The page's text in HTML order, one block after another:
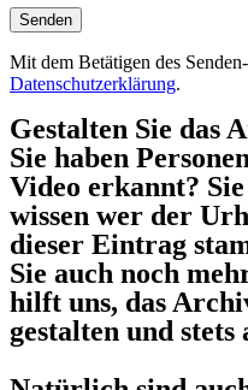
Mit dem Betätigen des
Datenschutzerklärung.
Gestalten Sie das
Sie haben
Video erkannt?
wissen wer der
dieser Eintrag
Sie auch noch
hilft uns, das
gestalten und